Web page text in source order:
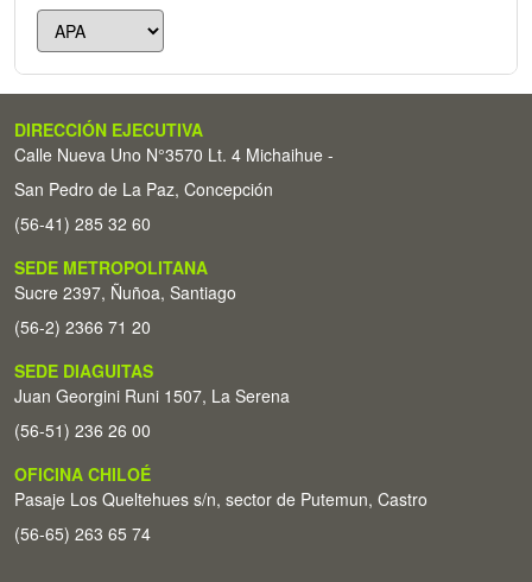
DIRECCIÓN EJECUTIVA
Calle Nueva Uno N°3570 Lt. 4 Michaihue -
San Pedro de La Paz, Concepción
(56-41) 285 32 60
SEDE METROPOLITANA
Sucre 2397, Ñuñoa, Santiago
(56-2) 2366 71 20
SEDE DIAGUITAS
Juan Georgini Runi 1507, La Serena
(56-51) 236 26 00
OFICINA CHILOÉ
Pasaje Los Queltehues s/n, sector de Putemun, Castro
(56-65) 263 65 74